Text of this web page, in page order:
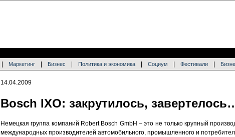
Маркетинг Бизнес Политика и экономика Социум Фестивали
14.04.2009
Bosch IXO: закрутилось,
Немецкая группа компаний Robert Bosch GmbH – это не только крупный
международных производителей автомобильного, промышленного и